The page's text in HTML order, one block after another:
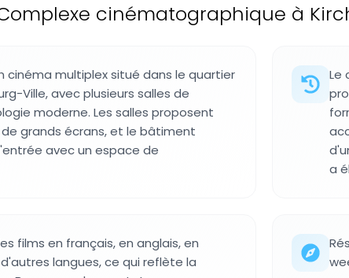
cinématographique à
cinéma multiplex situé dans le quartier
Ville, avec plusieurs salles de
moderne. Les salles proposent
grands écrans, et le bâtiment
avec un espace de
Le
a
films en français, en anglais, en
langues, ce qui reflète la